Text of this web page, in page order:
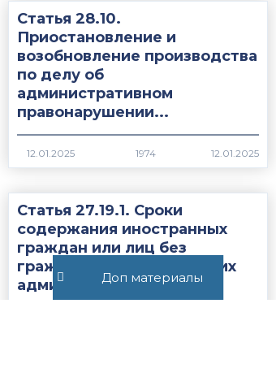
Доп материалы
Статья 28.10.
Приостановление и
возобновление производства
по делу об
административном
правонарушении...
1974
Статья 27.19.1. Сроки
содержания иностранных
граждан или лиц без
гражданства, подлежащих
административному
выдворению за...